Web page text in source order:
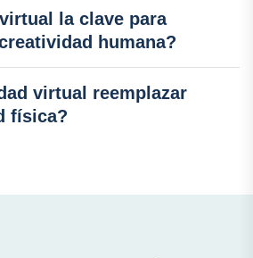
la clave para
humana?
virtual reemplazar
física?